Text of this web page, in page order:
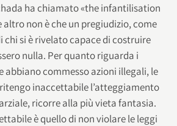
ha chiamato «the infantilisation
altro non è che un pregiudizio, come
chi si è rivelato capace di costruire
nulla. Per quanto riguarda i
abbiano commesso azioni illegali, le
inaccettabile l’atteggiamento
ricorre alla più vieta fantasia.
è quello di non violare le leggi